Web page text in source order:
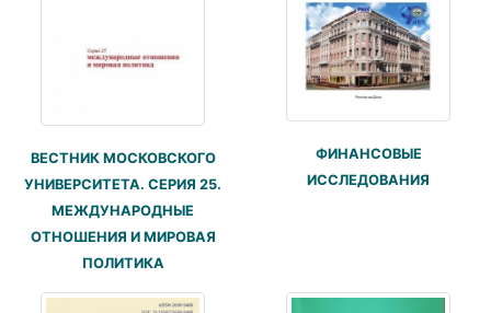
ВЕСТНИК МОСКОВСКОГО
УНИВЕРСИТЕТА. СЕРИЯ 25.
МЕЖДУНАРОДНЫЕ
ОТНОШЕНИЯ И МИРОВАЯ
ПОЛИТИКА
ФИНАНСОВЫЕ
ИССЛЕДОВАНИЯ